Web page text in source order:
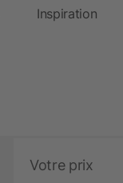
Inspiration
Votre prix